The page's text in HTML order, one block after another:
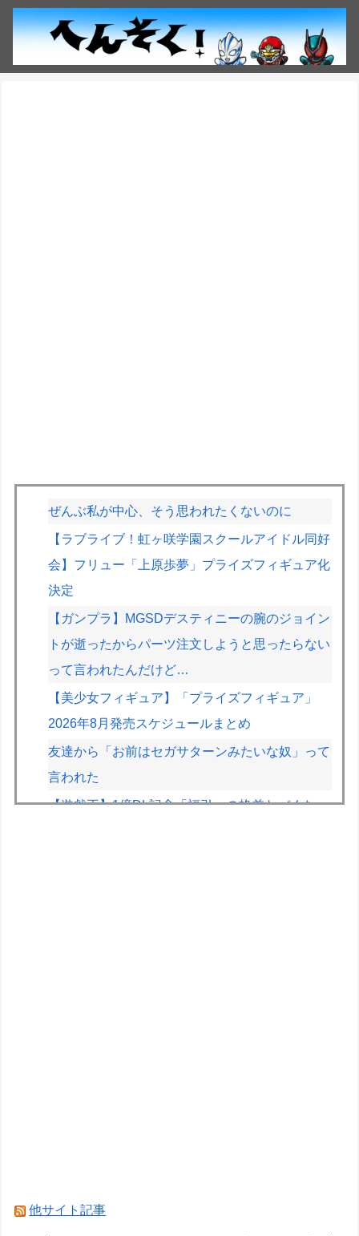
ぜんぶ私が中心、そう思われたくないのに
【ラブライブ！虹ヶ咲学園スクールアイドル同好
会】フリュー「上原歩夢」プライズフィギュア化
決定
【ガンプラ】MGSDデスティニーの腕のジョイン
トが逝ったからパーツ注文しようと思ったらない
って言われたんだけど…
【美少女フィギュア】「プライズフィギュア」
2026年8月発売スケジュールまとめ
友達から「お前はセガサターンみたいな奴」って
言われた
【遊戯王】1億DL記念「福引」の格差ヤバくな
時間経過で剥がれるの？
他サイト記事